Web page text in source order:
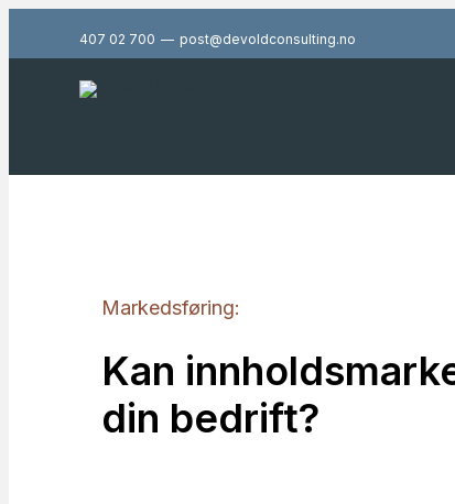
407 02 700 — post@devoldconsulting.no
Markedsføring:
Kan
din bedrift?